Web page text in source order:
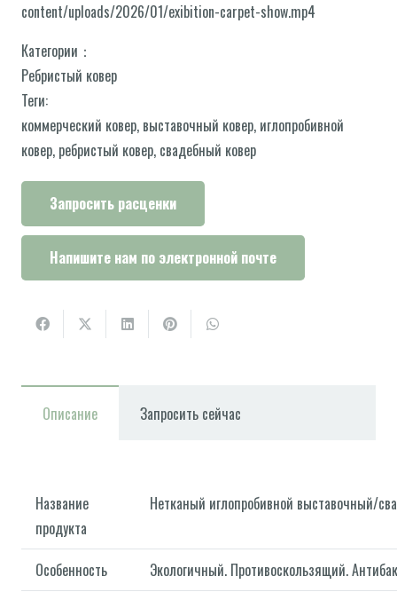
content/uploads/2026/01/exibition-carpet-show.mp4
Категории：
Ребристый ковер
Теги:
коммерческий ковер, выставочный ковер, иглопробивной
ковер, ребристый ковер, свадебный ковер
Запросить расценки
Напишите нам по электронной почте
Описание Запросить сейчас
Название
продукта
Нетканый иглопробивной выставочный/
Особенность
Экологичный. Противоскользящий.